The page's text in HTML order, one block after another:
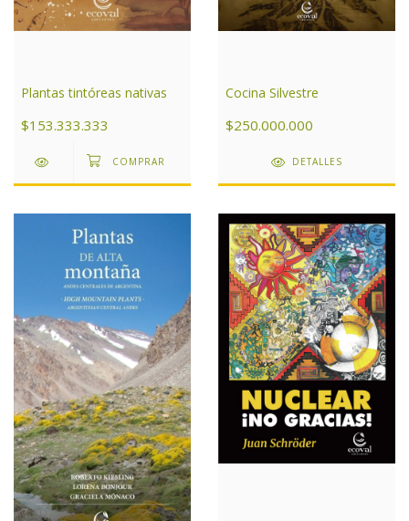
Plantas tintóreas nativas
$153.333.333
Cocina Silvestre
$250.000.000
DETALLES